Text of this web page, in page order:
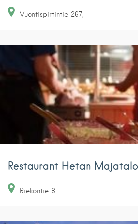
Vuontispirtintie 267
Restaurant Hetan Majatalo
Riekontie 8